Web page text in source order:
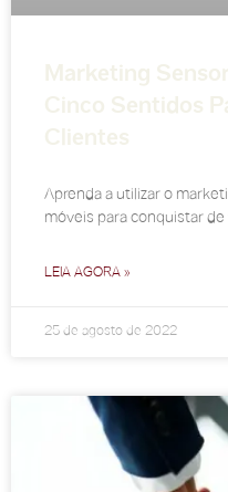
Marketing
Cinco Sentidos
Clientes
Aprenda a utilizar o
móveis para conquistar de
LEIA AGORA »
25 de agosto de 2022